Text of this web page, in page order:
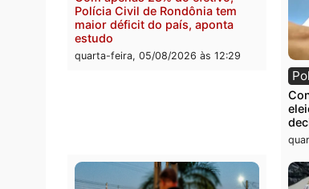
Flávio Bolsonaro escolhe Alfredo
Gaspar para vice em chapa pura